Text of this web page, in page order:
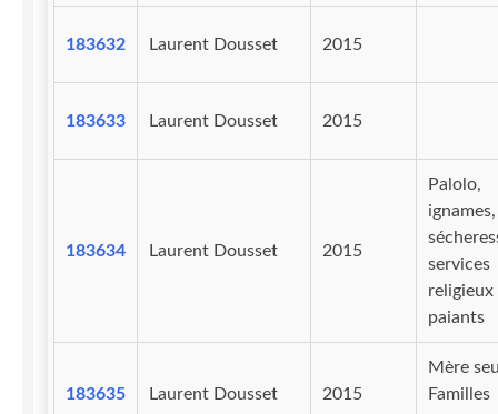
183632 Laurent Dousset 2015
183633 Laurent Dousset 2015
183634 Laurent Dousset 2015
Palolo,
ignames,
services
religieux
paiants
183635 Laurent Dousset 2015
Mère
Familles